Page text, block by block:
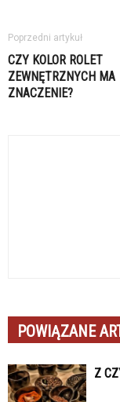
Poprzedni artykuł
CZY KOLOR ROLET
ZEWNĘTRZNYCH MA
ZNACZENIE?
POWIĄZANE
Z